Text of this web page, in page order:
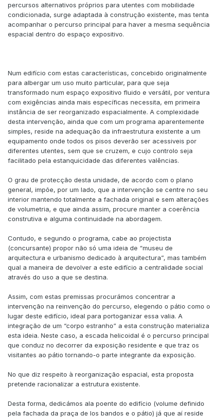
percursos alternativos próprios para utentes com mobilidade
condicionada, surge adaptada à construção existente, mas tenta
acompanhar o percurso principal para haver a mesma sequência
espacial dentro do espaço expositivo.
Num edifício com estas características, concebido originalmente
para albergar um uso muito particular, para que seja
transformado num espaço expositivo fluido e versátil, por ventura
com exigências ainda mais específicas necessita, em primeira
instância de ser reorganizado espacialmente. A complexidade
desta intervenção, ainda que com um programa aparentemente
simples, reside na adequação da infraestrutura existente a um
equipamento onde todos os pisos deverão ser acessiveis por
diferentes utentes, sem que se cruzem, e cujo controlo seja
facilitado pela estanquicidade das diferentes valências.
O grau de protecção desta unidade, de acordo com o plano
general, impõe, por um lado, que a intervenção se centre no seu
interior mantendo totalmente a fachada original e sem alterações
de volumetria, e que ainda assim, procure manter a coerência
construtiva e alguma continuidade na abordagem.
Contudo, e segundo o programa, cabe ao projectista
(concursante) propor não só uma ideia de “museu de
arquitectura e urbanismo dedicado à arquitectura”, mas também
qual a maneira de devolver a este edifício a centralidade social
através do uso a que se destina.
Assim, com estas premissas procurámos concentrar a
intervenção na reinvenção do percurso, elegendo o pátio como o
lugar deste edifício, ideal para portoganizar essa valia. A
integração de um “corpo estranho” a esta construção materializa
esta ideia. Neste caso, a escada helicoidal é o percurso principal
que conduz no decorrer da exposição residente e que traz os
visitantes ao pátio tornando-o parte integrante da exposição.
No que diz respeito à reorganização espacial, esta proposta
pretende racionalizar a estrutura existente.
Desta forma, dedicámos ala poente do edifício (volume definido
pela fachada da praça de los bandos e o pátio) já que aí reside